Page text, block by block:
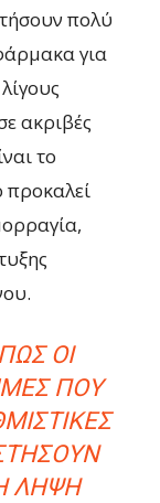
πολύ
για
ακριβές
το
ΟΙ
ΠΟΥ
ΛΉΨΗ